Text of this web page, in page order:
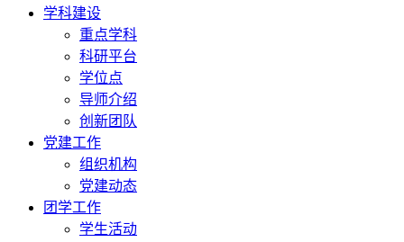
学科建设
重点学科
科研平台
学位点
导师介绍
创新团队
党建工作
组织机构
党建动态
团学工作
学生活动